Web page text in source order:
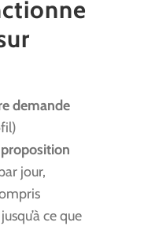
demande
jour,
jusqu’à ce que